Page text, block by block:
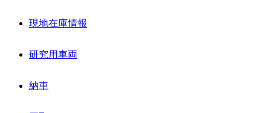
現地在庫情報
研究用車両
納車